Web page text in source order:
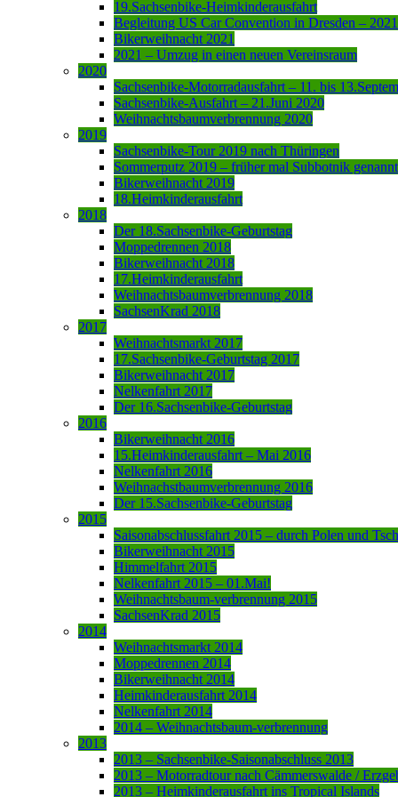
19.Sachsenbike-Heimkinderausfahrt
Begleitung US Car Convention in Dresden – 2021
Bikerweihnacht 2021
2021 – Umzug in einen neuen Vereinsraum
2020
Sachsenbike-Motorradausfahrt – 11. bis
Sachsenbike-Ausfahrt – 21.Juni 2020
Weihnachtsbaumverbrennung 2020
2019
Sachsenbike-Tour 2019 nach Thüringen
Sommerputz 2019 – früher mal Subbotnik genannt
Bikerweihnacht 2019
18.Heimkinderausfahrt
2018
Der 18.Sachsenbike-Geburtstag
Moppedrennen 2018
Bikerweihnacht 2018
17.Heimkinderausfahrt
Weihnachtsbaumverbrennung 2018
SachsenKrad 2018
2017
Weihnachtsmarkt 2017
17.Sachsenbike-Geburtstag 2017
Bikerweihnacht 2017
Nelkenfahrt 2017
Der 16.Sachsenbike-Geburtstag
2016
Bikerweihnacht 2016
15.Heimkinderausfahrt – Mai 2016
Nelkenfahrt 2016
Weihnachstbaumverbrennung 2016
Der 15.Sachsenbike-Geburtstag
2015
Saisonabschlussfahrt 2015 – durch Polen und
Bikerweihnacht 2015
Himmelfahrt 2015
Nelkenfahrt 2015 – 01.Mai!
Weihnachtsbaum-verbrennung 2015
SachsenKrad 2015
2014
Weihnachtsmarkt 2014
Moppedrennen 2014
Bikerweihnacht 2014
Heimkinderausfahrt 2014
Nelkenfahrt 2014
2014 – Weihnachtsbaum-verbrennung
2013
2013 – Sachsenbike-Saisonabschluss 2013
2013 – Motorradtour nach Cämmerswalde /
2013 – Heimkinderausfahrt ins Tropical Islands